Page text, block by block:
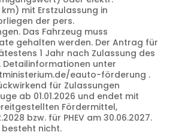
mit Erstzulassung in
der pers.
Das Fahrzeug muss
gehalten werden. Der Antrag für
1 Jahr nach Zulassung des
Detailinformationen unter
eauto-förderung .
für Zulassungen
ab 01.01.2026 und endet mit
Fördermittel,
bzw. für PHEV am 30.06.2027.
besteht nicht.